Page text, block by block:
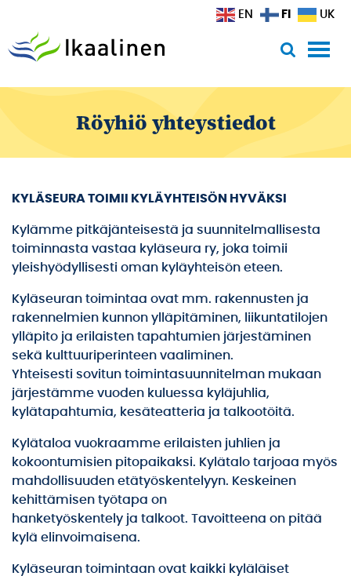
Röyhiö yhteystiedot
KYLÄSEURA TOIMII KYLÄYHTEISÖN HYVÄKSI
Kylämme pitkäjänteisestä ja suunnitelmallisesta
toiminnasta vastaa kyläseura ry, joka toimii
yleishyödyllisesti oman kyläyhteisön eteen.
Kyläseuran toimintaa ovat mm. rakennusten ja
rakennelmien kunnon ylläpitäminen, liikuntatilojen
ylläpito ja erilaisten tapahtumien järjestäminen
sekä kulttuuriperinteen vaaliminen.
Yhteisesti sovitun toimintasuunnitelman mukaan
järjestämme vuoden kuluessa kyläjuhlia,
kylätapahtumia, kesäteatteria ja talkootöitä.
Kylätaloa vuokraamme erilaisten juhlien ja
kokoontumisien pitopaikaksi. Kylätalo tarjoaa myös
mahdollisuuden etätyöskentelyyn. Keskeinen
kehittämisen työtapa on
hanketyöskentely ja talkoot. Tavoitteena on pitää
kylä elinvoimaisena.
Kyläseuran toimintaan ovat kaikki kyläläiset
EN FI UK